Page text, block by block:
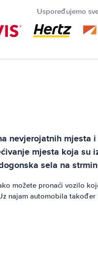
Uspoređujemo
nevjerojatnih
mjesta koja
sela na
možete pronaći vozilo
najam automobila